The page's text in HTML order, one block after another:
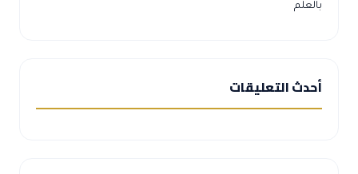
بالعلم
أحدث التعليقات